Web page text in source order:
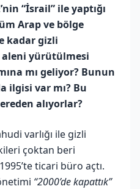
“İsrail” ile yaptığı
Arap ve bölge
kadar gizli
yürütülmesi
mı geliyor? Bunun
ilgisi var mı? Bu
alıyorlar?
varlığı ile gizli
çoktan beri
ticari büro açtı.
“2000’de kapattık”